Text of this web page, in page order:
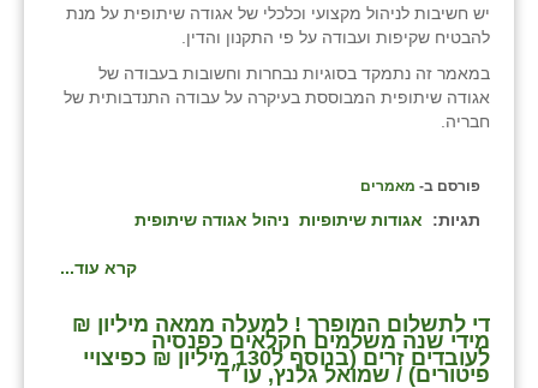
יש חשיבות לניהול מקצועי וכלכלי של אגודה שיתופית על מנת
להבטיח שקיפות ועבודה על פי התקנון והדין.
במאמר זה נתמקד בסוגיות נבחרות וחשובות בעבודה של
אגודה שיתופית המבוססת בעיקרה על עבודה התנדבותית של
חבריה.
פורסם ב- מאמרים
תגיות: אגודות שיתופיות ניהול אגודה שיתופית
קרא עוד...
די לתשלום המופרך ! למעלה ממאה מיליון ₪
מידי שנה משלמים חקלאים כפנסיה
לעובדים זרים (בנוסף ל130 מיליון ₪ כפיצויי
פיטורים) / שמואל גלנץ, עו״ד